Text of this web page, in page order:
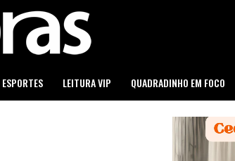
ESPORTES LEITURA VIP QUADRADINHO EM FOCO